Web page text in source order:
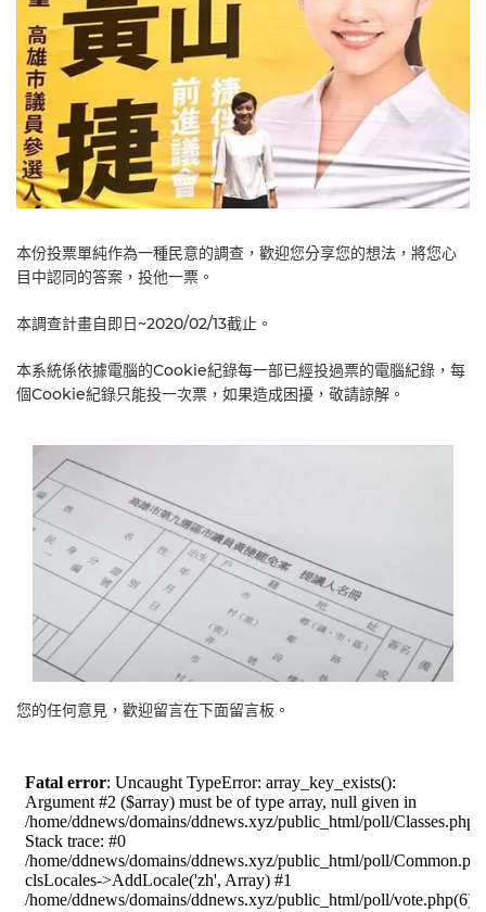
本份投票單純作為一種民意的調查，歡迎您分享您的想法，將您心
目中認同的答案，投他一票。
本調查計畫自即日~2020/02/13截止。
本系統係依據電腦的Cookie紀錄每一部已經投過票的電腦紀錄，每
個Cookie紀錄只能投一次票，如果造成困擾，敬請諒解。
您的任何意見，歡迎留言在下面留言板。